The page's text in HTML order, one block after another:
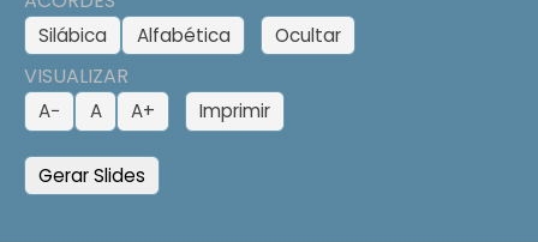
Silábica Alfabética Ocultar
VISUALIZAR
A− A A+ Imprimir
Gerar Slides